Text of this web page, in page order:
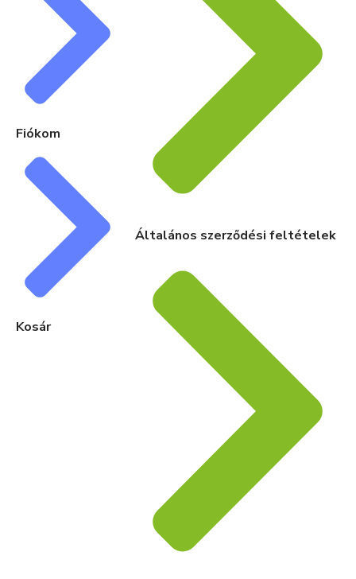
Fiókom
Kosár
Általános szerződési feltételek